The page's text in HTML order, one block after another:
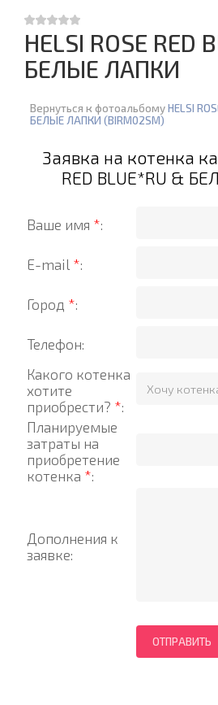
HELSI ROSE RED
БЕЛЫЕ ЛАПКИ
Вернуться к фотоальбомуHELSI
БЕЛЫЕ ЛАПКИ (BIRM02SM)
Заявка на котенка
RED BLUE*RU &
Ваше имя *:
E-mail *:
Город *:
Телефон:
Какого котенка
хотите
приобрести? *:
Планируемые
затраты на
приобретение
котенка *:
Дополнения к
заявке: